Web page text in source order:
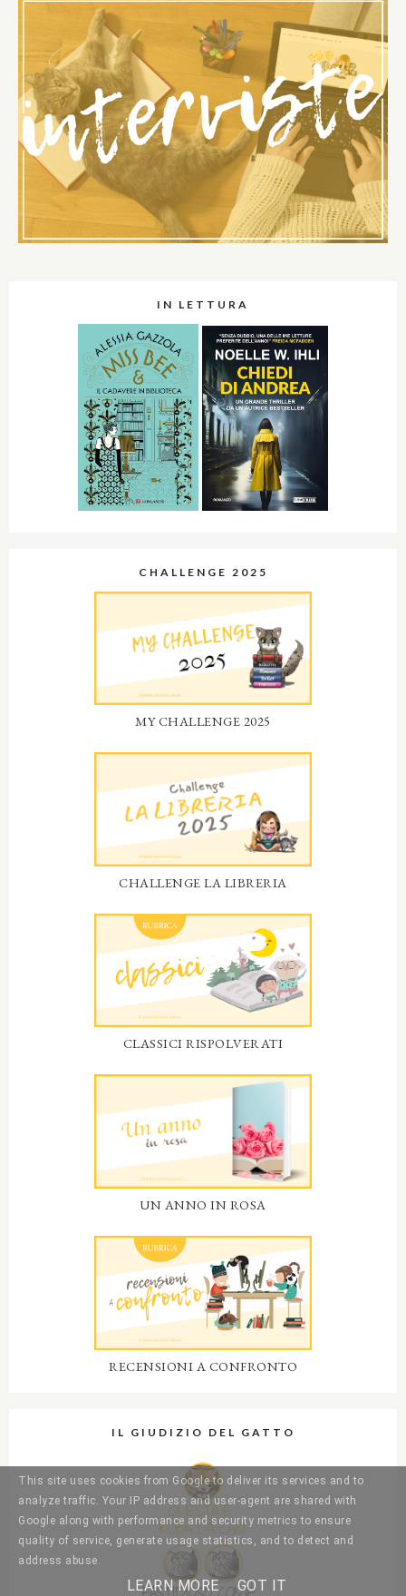
IN LETTURA
CHALLENGE 2025
MY CHALLENGE 2025
CHALLENGE LA LIBRERIA
CLASSICI RISPOLVERATI
UN ANNO IN ROSA
RECENSIONI A CONFRONTO
IL GIUDIZIO DEL GATTO
This site uses cookies from Google to deliver its services and to
analyze traffic. Your IP address and user-agent are shared with
Google along with performance and security metrics to ensure
quality of service, generate usage statistics, and to detect and
address abuse.
LEARN MORE GOT IT